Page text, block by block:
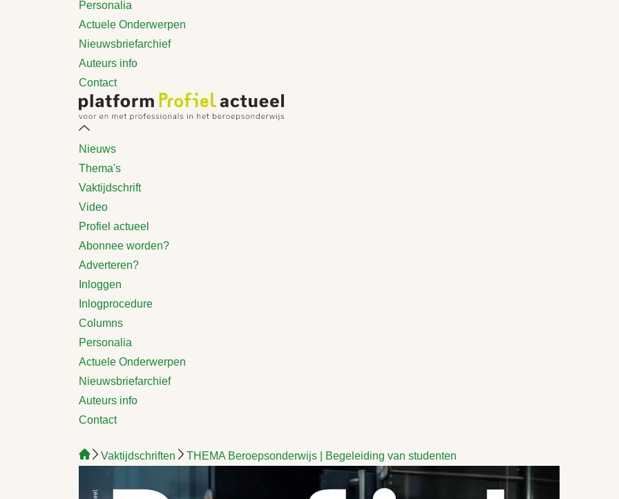
Personalia
Actuele Onderwerpen
Nieuwsbriefarchief
Auteurs info
Contact
Nieuws
Thema's
Vaktijdschrift
Video
Profiel actueel
Abonnee worden?
Adverteren?
Inloggen
Inlogprocedure
Columns
Personalia
Actuele Onderwerpen
Nieuwsbriefarchief
Auteurs info
Contact
Vaktijdschriften THEMA Beroepsonderwijs | Begeleiding van studenten